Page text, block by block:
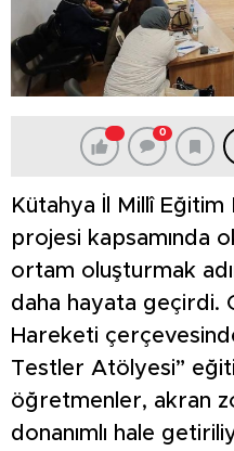
0
Kütahya İl Millî Eğitim
projesi kapsamında
ortam oluşturmak
daha hayata geçirdi.
Hareketi
Testler Atölyesi”
öğretmenler, akran
donanımlı hale